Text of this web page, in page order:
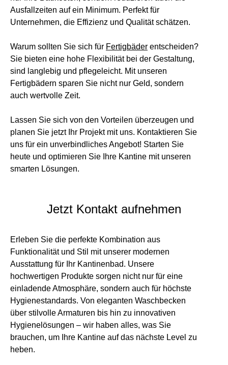
Ausfallzeiten auf ein Minimum. Perfekt für
Unternehmen, die Effizienz und Qualität schätzen.
Warum sollten Sie sich für Fertigbäder entscheiden?
Sie bieten eine hohe Flexibilität bei der Gestaltung,
sind langlebig und pflegeleicht. Mit unseren
Fertigbädern sparen Sie nicht nur Geld, sondern
auch wertvolle Zeit.
Lassen Sie sich von den Vorteilen überzeugen und
planen Sie jetzt Ihr Projekt mit uns. Kontaktieren Sie
uns für ein unverbindliches Angebot! Starten Sie
heute und optimieren Sie Ihre Kantine mit unseren
smarten Lösungen.
Jetzt Kontakt aufnehmen
Erleben Sie die perfekte Kombination aus
Funktionalität und Stil mit unserer modernen
Ausstattung für Ihr Kantinenbad. Unsere
hochwertigen Produkte sorgen nicht nur für eine
einladende Atmosphäre, sondern auch für höchste
Hygienestandards. Von eleganten Waschbecken
über stilvolle Armaturen bis hin zu innovativen
Hygienelösungen – wir haben alles, was Sie
brauchen, um Ihre Kantine auf das nächste Level zu
heben.